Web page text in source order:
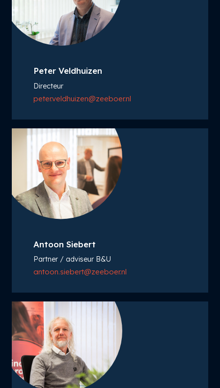
Peter Veldhuizen
Directeur
peter.veldhuizen@zeeboer.nl
Antoon Siebert
Partner / adviseur B&U
antoon.siebert@zeeboer.nl